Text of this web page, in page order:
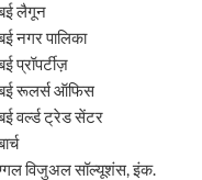
लैगून
नगर पालिका
प्रॉपर्टीज़
रूलर्स ऑफिस
वर्ल्ड ट्रेड सेंटर
विजुअल सॉल्यूशंस, इंक.